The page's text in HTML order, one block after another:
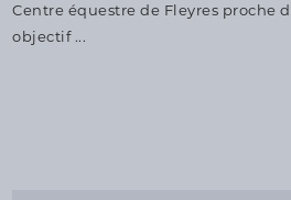
Centre équestre de Fleyres proche
objectif ...